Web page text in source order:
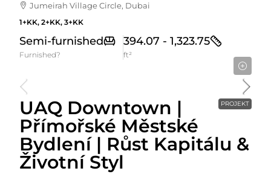
Jumeirah Village Circle, Dubai
1+KK, 2+KK, 3+KK
Semi-furnished
Furnished?
394.07 - 1,323.75
ft²
PROJEKT
UAQ Downtown |
Přímořské Městské
Bydlení | Růst Kapitálu &
Životní Styl